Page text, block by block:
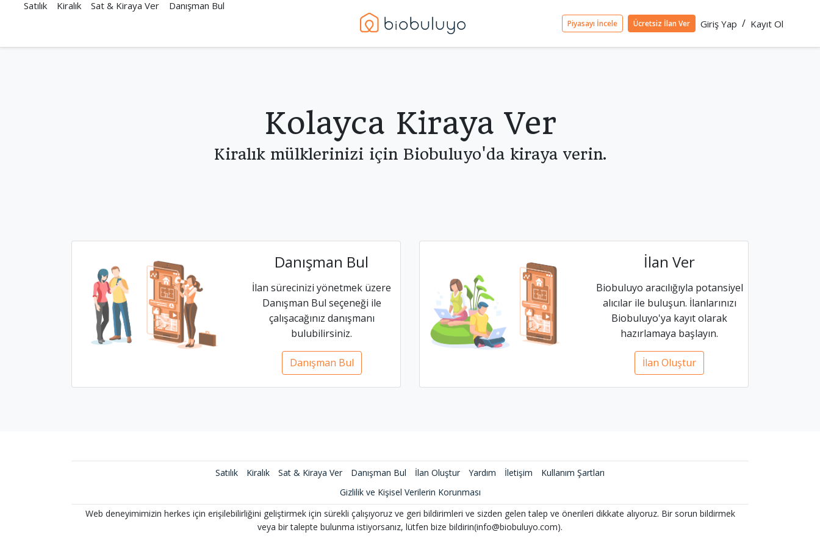
Satılık Kiralık Sat & Kiraya Ver Danışman Bul
Piyasayı İncele Ücretsiz İlan Ver Giriş Yap / Kayıt Ol
Kolayca Kiraya Ver
Kiralık mülklerinizi için Biobuluyo'da kiraya verin.
Danışman Bul
İlan sürecinizi yönetmek üzere
Danışman Bul seçeneği ile
çalışacağınız danışmanı
bulubilirsiniz.
Danışman Bul
İlan Ver
Biobuluyo aracılığıyla potansiyel
alıcılar ile buluşun. İlanlarınızı
Biobuluyo'ya kayıt olarak
hazırlamaya başlayın.
İlan Oluştur
Satılık Kiralık Sat & Kiraya Ver Danışman Bul İlan Oluştur Yardım İletişim
Kullanım Şartları
Gizlilik ve Kişisel Verilerin Korunması
Web deneyimimizin herkes için erişilebilirliğini geliştirmek için sürekli çalışıyoruz ve geri bildirimleri ve sizden gelen talep ve önerileri dikkate alıyoruz. Bir sorun bildirmek
veya bir talepte bulunma istiyorsanız, lütfen bize bildirin(info@biobuluyo.com).